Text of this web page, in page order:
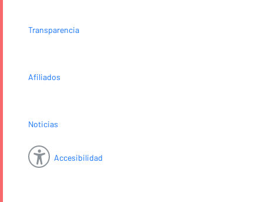
Transparencia
Afiliados
Noticias
Accesibilidad